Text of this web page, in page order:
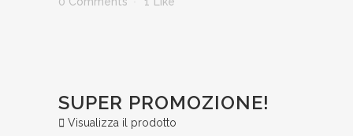
SUPER PROMOZIONE!
Visualizza il prodotto